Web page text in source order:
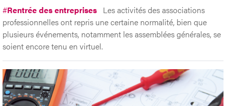
#Rentrée des entreprises Les activités des associations
professionnelles ont repris une certaine normalité, bien que
plusieurs événements, notamment les assemblées générales, se
soient encore tenu en virtuel.